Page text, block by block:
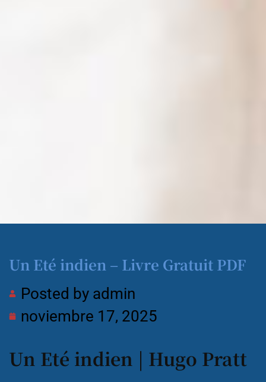
Un Eté indien – Livre Gratuit PDF
Posted by admin
noviembre 17, 2025
Un Eté indien | Hugo Pratt